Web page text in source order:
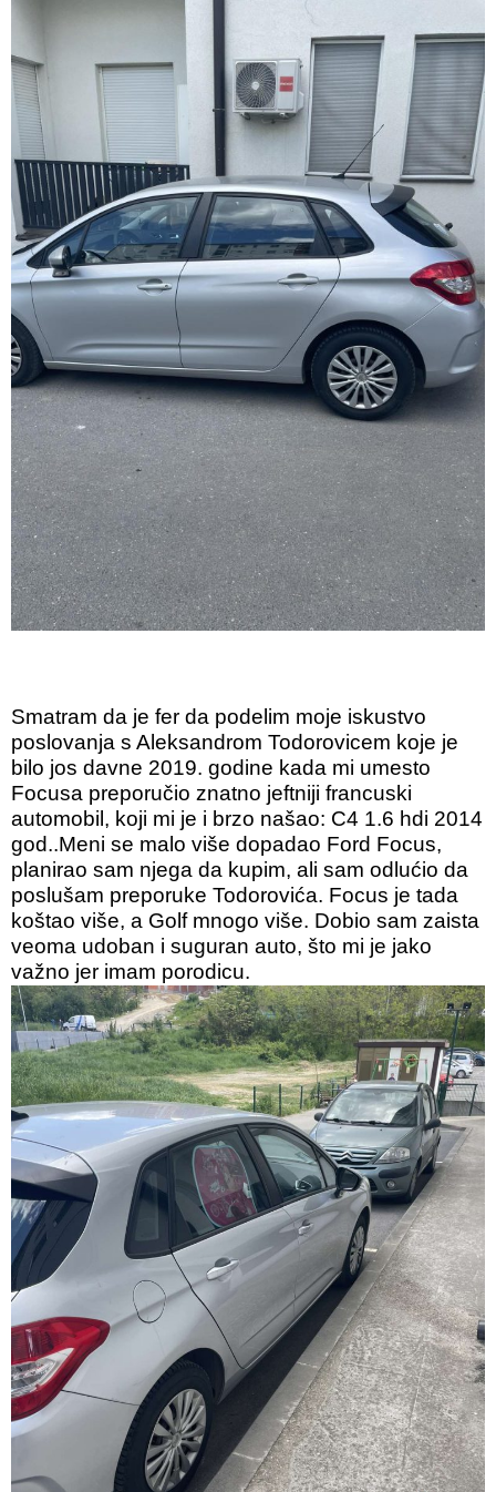
Smatram da je fer da podelim moje iskustvo
poslovanja s Aleksandrom Todorovicem koje je
bilo jos davne 2019. godine kada mi umesto
Focusa preporučio znatno jeftniji francuski
automobil, koji mi je i brzo našao: C4 1.6 hdi 2014
god..Meni se malo više dopadao Ford Focus,
planirao sam njega da kupim, ali sam odlućio da
poslušam preporuke Todorovića. Focus je tada
koštao više, a Golf mnogo više. Dobio sam zaista
veoma udoban i suguran auto, što mi je jako
važno jer imam porodicu.